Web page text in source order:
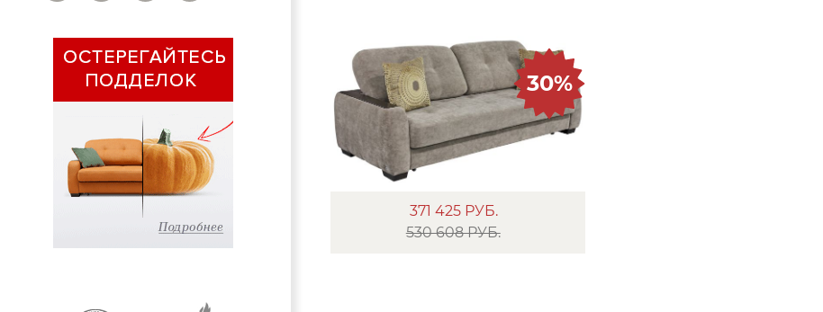
371 425 РУБ.
530 608 РУБ.
30%